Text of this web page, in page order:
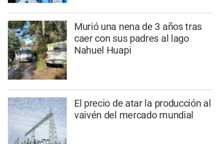
Murió una nena de 3 años tras
caer con sus padres al lago
Nahuel Huapi
El precio de atar la producción al
vaivén del mercado mundial